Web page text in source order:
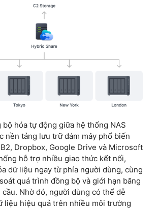
bộ hóa tự động giữa hệ thống NAS
nền tảng lưu trữ đám mây phổ biến
Dropbox, Google Drive và Microsoft
hỗ trợ nhiều giao thức kết nối,
dữ liệu ngay từ phía người dùng, cùng
quá trình đồng bộ và giới hạn băng
Nhờ đó, người dùng có thể dễ
liệu hiệu quả trên nhiều môi trường